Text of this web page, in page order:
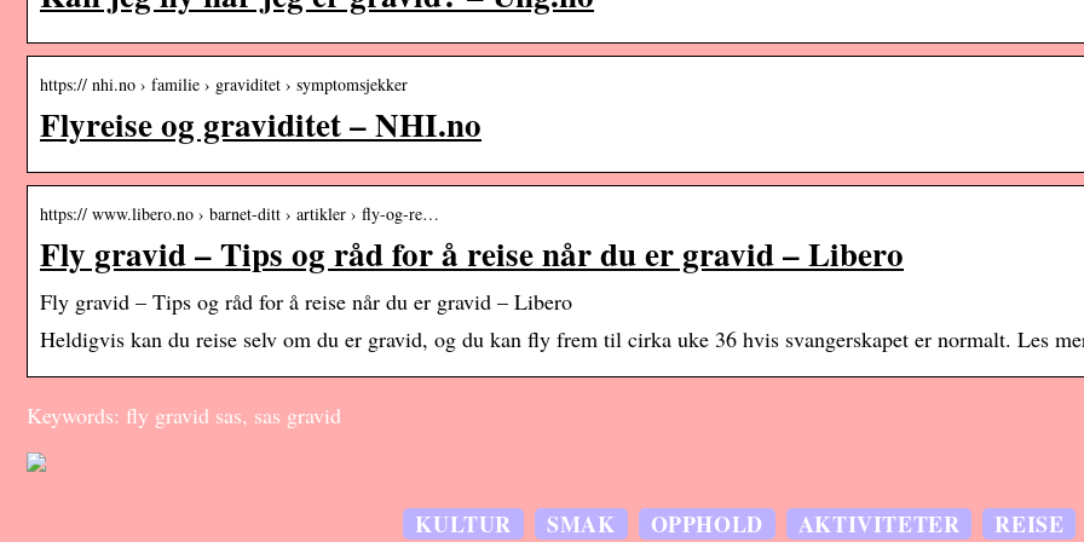
https:// nhi.no › familie › graviditet › symptomsjekker
Flyreise og graviditet – NHI.no
https:// www.libero.no › barnet-ditt › artikler › fly-og-re…
Fly gravid – Tips og råd for å reise når du er gravid – Libero
Fly gravid – Tips og råd for å reise når du er gravid – Libero
Heldigvis kan du reise selv om du er gravid, og du kan fly frem til cirka uke 36 hvis svangerskapet er normalt. Les
Keywords: fly gravid sas, sas gravid
KULTUR SMAK OPPHOLD AKTIVITETER REISE